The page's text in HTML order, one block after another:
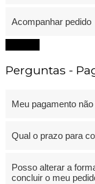
Acompanhar pedido
Perguntas -
Meu pagamento
Qual o prazo para
Posso alterar a
concluir o meu